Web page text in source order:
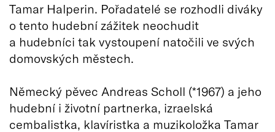
Tamar Halperin. Pořadatelé se rozhodli diváky
o tento hudební zážitek neochudit
a hudebníci tak vystoupení natočili ve svých
domovských městech.
Německý pěvec Andreas Scholl (*1967) a jeho
hudební i životní partnerka, izraelská
cembalistka, klavíristka a muzikoložka Tamar